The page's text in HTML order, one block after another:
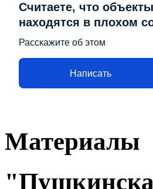
Считаете, что
находятся в плохом
Расскажите об этом
Написать
Материалы